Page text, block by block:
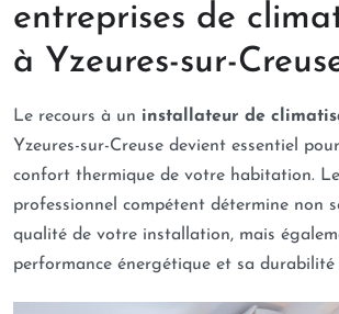
entreprises de
à Yzeures-sur-
Le recours à un installateur de
Yzeures-sur-Creuse devient essentiel
confort thermique de votre habitation.
professionnel compétent détermine non
qualité de votre installation, mais
performance énergétique et sa